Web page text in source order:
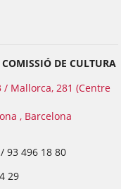
DE CULTURA
/ Mallorca, 281 (Centre
, Barcelona
93 496 18 80
29